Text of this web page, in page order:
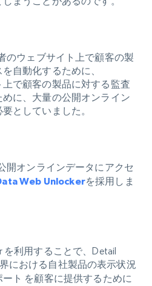
のウェブサイト上で顧客の製
自動化するために、
で顧客の製品に対する監査
に、大量の公開オンライン
としていました。
開オンラインデータにアクセ
Web Unlockerを採用しま
を利用することで、Detail
における自社製品の表示状況
ト を顧客に提供するために